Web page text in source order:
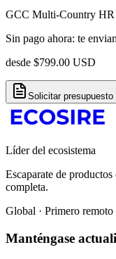
GCC Multi-Country HR
Sin pago ahora: te
desde $799.00 USD
Solicitar presupuesto
Líder del ecosistema
Escaparate de
completa.
Global · Primero remoto
Manténgase